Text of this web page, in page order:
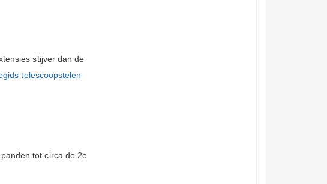
stijver dan de
telescoopstelen
tot circa de 2e